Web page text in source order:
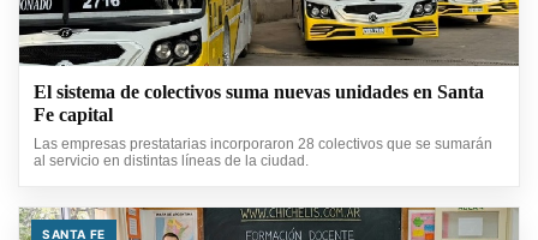
El sistema de colectivos suma nuevas unidades en Santa
Fe capital
Las empresas prestatarias incorporaron 28 colectivos que se sumarán
al servicio en distintas líneas de la ciudad.
SANTA FE